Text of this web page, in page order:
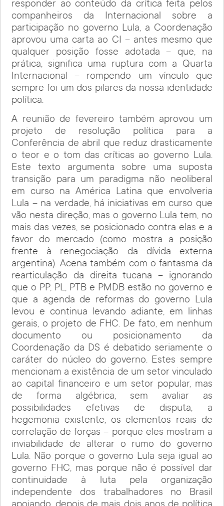
responder ao conteúdo da crítica feita pelos
companheiros da Internacional sobre a
participação no governo Lula, a Coordenação
aprovou uma carta ao CI – antes mesmo que
qualquer posição fosse adotada – que, na
prática, significa uma ruptura com a Quarta
Internacional – rompendo um vínculo que
sempre foi um dos pilares da nossa identidade
política.
A reunião de fevereiro também aprovou um
projeto de resolução política para a
Conferência de abril que reduz drasticamente
o teor e o tom das críticas ao governo Lula.
Este texto argumenta sobre uma suposta
transição para um paradigma não neoliberal
em curso na América Latina que envolveria
Lula – na verdade, há iniciativas em curso que
vão nesta direção, mas o governo Lula tem, no
mais das vezes, se posicionado contra elas e a
favor do mercado (como mostra a posição
frente à renegociação da dívida externa
argentina). Acena também com o fantasma da
rearticulação da direita tucana – ignorando
que o PP, PL, PTB e PMDB estão no governo e
que a agenda de reformas do governo Lula
levou e continua levando adiante, em linhas
gerais, o projeto de FHC. De fato, em nenhum
documento ou posicionamento da
Coordenação da DS é debatido seriamente o
caráter do núcleo do governo. Estes sempre
mencionam a existência de um setor vinculado
ao capital financeiro e um setor popular, mas
de forma algébrica, sem avaliar as
possibilidades efetivas de disputa, a
hegemonia existente, os elementos reais de
correlação de forças – porque eles mostram a
inviabilidade de alterar o rumo do governo
Lula. Não porque o governo Lula seja igual ao
governo FHC, mas porque não é possível dar
continuidade à luta pela organização
independente dos trabalhadores no Brasil